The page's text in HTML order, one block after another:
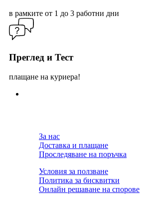
в рамките от 1 до 3 работни дни
Преглед и Тест
плащане на куриера!
За нас
Доставка и плащане
Проследяване на поръчка
Условия за ползване
Политика за бисквитки
Онлайн решаване на спорове